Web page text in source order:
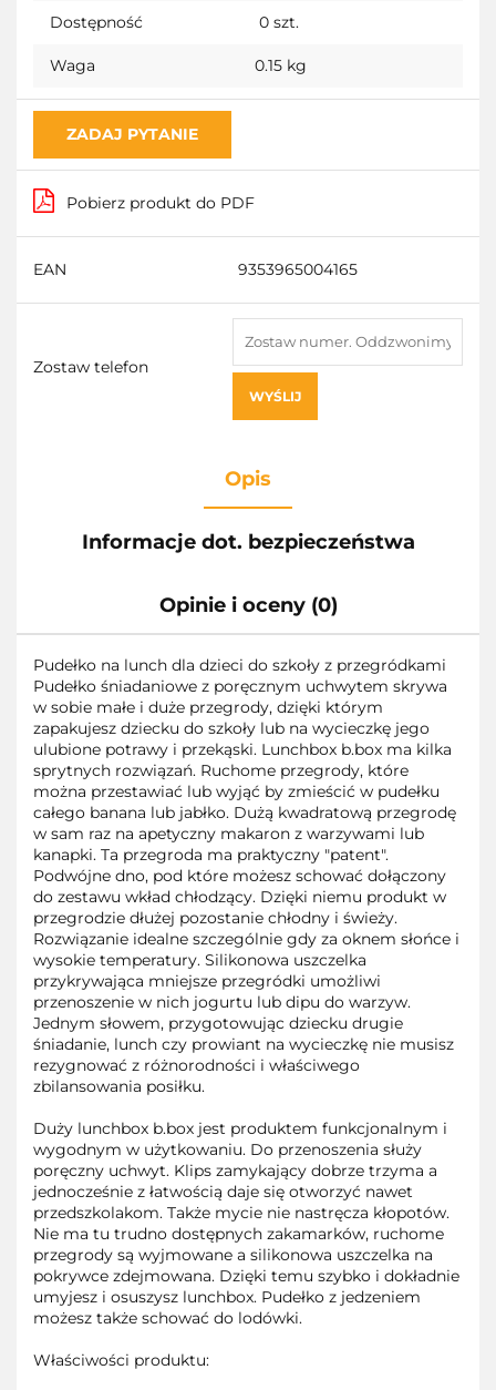
Dostępność 0 szt.
Waga 0.15 kg
ZADAJ PYTANIE
Pobierz produkt do PDF
EAN 9353965004165
Zostaw telefon
WYŚLIJ
Opis
Informacje dot. bezpieczeństwa
Opinie i oceny (0)
Pudełko na lunch dla dzieci do szkoły z przegródkami
Pudełko śniadaniowe z poręcznym uchwytem skrywa
w sobie małe i duże przegrody, dzięki którym
zapakujesz dziecku do szkoły lub na wycieczkę jego
ulubione potrawy i przekąski. Lunchbox b.box ma kilka
sprytnych rozwiązań. Ruchome przegrody, które
można przestawiać lub wyjąć by zmieścić w pudełku
całego banana lub jabłko. Dużą kwadratową przegrodę
w sam raz na apetyczny makaron z warzywami lub
kanapki. Ta przegroda ma praktyczny "patent".
Podwójne dno, pod które możesz schować dołączony
do zestawu wkład chłodzący. Dzięki niemu produkt w
przegrodzie dłużej pozostanie chłodny i świeży.
Rozwiązanie idealne szczególnie gdy za oknem słońce i
wysokie temperatury. Silikonowa uszczelka
przykrywająca mniejsze przegródki umożliwi
przenoszenie w nich jogurtu lub dipu do warzyw.
Jednym słowem, przygotowując dziecku drugie
śniadanie, lunch czy prowiant na wycieczkę nie musisz
rezygnować z różnorodności i właściwego
zbilansowania posiłku.
Duży lunchbox b.box jest produktem funkcjonalnym i
wygodnym w użytkowaniu. Do przenoszenia służy
poręczny uchwyt. Klips zamykający dobrze trzyma a
jednocześnie z łatwością daje się otworzyć nawet
przedszkolakom. Także mycie nie nastręcza kłopotów.
Nie ma tu trudno dostępnych zakamarków, ruchome
przegrody są wyjmowane a silikonowa uszczelka na
pokrywce zdejmowana. Dzięki temu szybko i dokładnie
umyjesz i osuszysz lunchbox. Pudełko z jedzeniem
możesz także schować do lodówki.
Właściwości produktu: